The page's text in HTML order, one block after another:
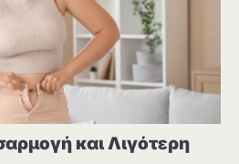
και Λιγότερη